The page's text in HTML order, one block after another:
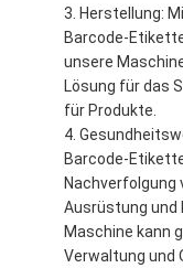
Herstellung:
Barcode-
unsere
Lösung für das
für Produkte.
Barcode-
Nachverfolgung
Ausrüstung und
Maschine kann
Verwaltung und